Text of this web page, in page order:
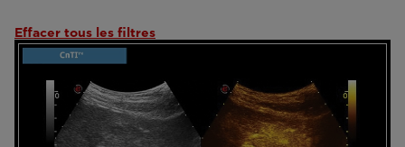
Effacer tous les filtres